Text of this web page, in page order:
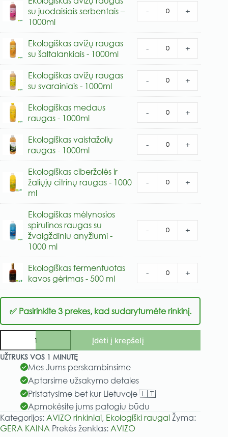
su juodaisiais serbentais –
1000ml
- +
Ekologiškas avižų raugas
su šaltalankiais - 1000ml
- +
Ekologiškas avižų raugas
su svarainiais - 1000ml
- +
Ekologiškas medaus
raugas - 1000ml
- +
Ekologiškas vaistažolių
raugas - 1000ml
- +
Ekologiškas ciberžolės ir
žaliųjų citrinų raugas - 1000
ml
- +
Ekologiškas mėlynosios
spirulinos raugas su
žvaigždiniu anyžiumi -
1000 ml
- +
Ekologiškas fermentuotas
kavos gėrimas - 500 ml
- +
✅ Pasirinkite 3 prekes, kad sudarytumėte rinkinį.
AVIZO
ekologiškų
raugų
x
1000ml
Įdėti į krepšelį
A
a
t
UŽTRUKS VOS 1 MINUTĘ
Mes Jums perskambinsime
Aptarsime užsakymo detales
Pristatysime bet kur Lietuvoje 🇱🇹
Apmokėsite jums patogiu būdu
Kategorijos:AVIZO rinkiniai​, Ekologiški raugaiŽyma:
GERA KAINA Prekės ženklas:AVIZO